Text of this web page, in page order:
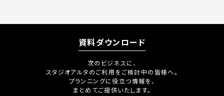
資料ダウンロード
次のビジネスに、
スタジオアルタのご利用をご検討中の皆様へ。
プランニングに役立つ情報を、
まとめてご提供いたします。